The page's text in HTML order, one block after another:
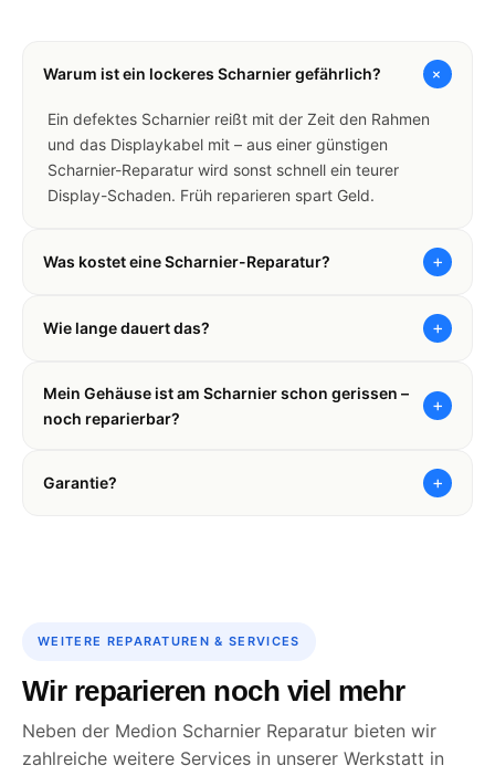
Warum ist ein lockeres Scharnier gefährlich? +
Ein defektes Scharnier reißt mit der Zeit den Rahmen
und das Displaykabel mit – aus einer günstigen
Scharnier-Reparatur wird sonst schnell ein teurer
Display-Schaden. Früh reparieren spart Geld.
Was kostet eine Scharnier-Reparatur? +
Wie lange dauert das? +
Mein Gehäuse ist am Scharnier schon gerissen –
noch reparierbar?
+
Garantie? +
WEITERE REPARATUREN & SERVICES
Wir reparieren noch viel mehr
Neben der Medion Scharnier Reparatur bieten wir
zahlreiche weitere Services in unserer Werkstatt in